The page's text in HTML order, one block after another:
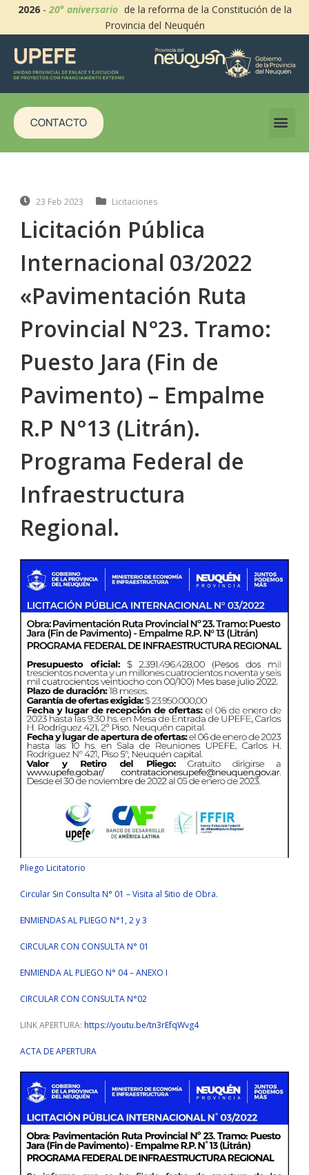
2026-20° aniversario de la reforma de la Constitución de la
Provincia del Neuquén
CONTACTO
23 Feb 2023 Licitaciones
Licitación Pública
Internacional 03/2022
«Pavimentación Ruta
Provincial N°23. Tramo:
Puesto Jara (Fin de
Pavimento) – Empalme
R.P N°13 (Litrán).
Programa Federal de
Infraestructura
Regional.
Pliego Licitatorio
Circular Sin Consulta N° 01 – Visita al Sitio de Obra.
ENMIENDAS AL PLIEGO N°1, 2 y 3
CIRCULAR CON CONSULTA N° 01
ENMIENDA AL PLIEGO N° 04 – ANEXO I
CIRCULAR CON CONSULTA N°02
LINK APERTURA: https://youtu.be/tn3rEfqWvg4
ACTA DE APERTURA